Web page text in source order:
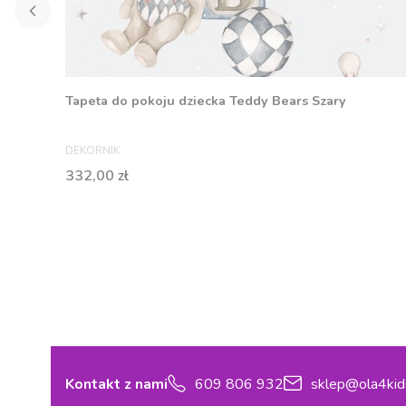
Tapeta do pokoju dziecka Teddy Bears Szary
PRODUCENT
DEKORNIK
Cena
332,00 zł
Kontakt z nami 609 806 932